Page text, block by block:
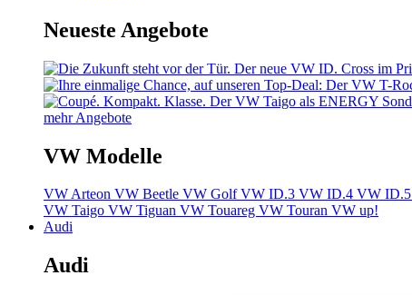
Neueste Angebote
mehr Angebote
VW Modelle
VW Arteon VW Beetle VW GolfVW ID.3 VW ID.4 VW ID.5
VW Taigo VW Tiguan VW Touareg VW Touran VW up!
Audi
Audi